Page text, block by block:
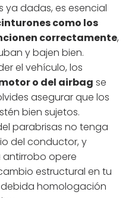
ya dadas, es esencial
como los
correctamente,
y bajen bien.
el vehículo, los
o del airbag se
asegurar que los
bien sujetos.
parabrisas no tenga
del conductor, y
opere
estructural en tu
homologación